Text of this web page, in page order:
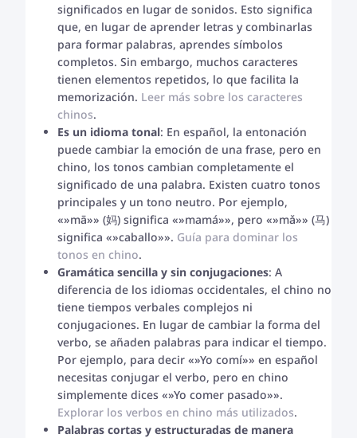
significados en lugar de sonidos. Esto significa
que, en lugar de aprender letras y combinarlas
para formar palabras, aprendes símbolos
completos. Sin embargo, muchos caracteres
tienen elementos repetidos, lo que facilita la
memorización. Leer más sobre los caracteres
chinos.
Es un idioma tonal: En español, la entonación
puede cambiar la emoción de una frase, pero en
chino, los tonos cambian completamente el
significado de una palabra. Existen cuatro tonos
principales y un tono neutro. Por ejemplo,
«»mā»» (妈) significa «»mamá»», pero «»mǎ»» (马)
significa «»caballo»». Guía para dominar los
tonos en chino.
Gramática sencilla y sin conjugaciones: A
diferencia de los idiomas occidentales, el chino no
tiene tiempos verbales complejos ni
conjugaciones. En lugar de cambiar la forma del
verbo, se añaden palabras para indicar el tiempo.
Por ejemplo, para decir «»Yo comí»» en español
necesitas conjugar el verbo, pero en chino
simplemente dices «»Yo comer pasado»».
Explorar los verbos en chino más utilizados.
Palabras cortas y estructuradas de manera